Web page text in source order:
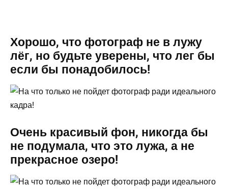
Хорошо, что фотограф не в лужу
лёг, но будьте уверены, что лег бы
если бы понадобилось!
Очень красивый фон, никогда бы
не подумала, что это лужа, а не
прекрасное озеро!